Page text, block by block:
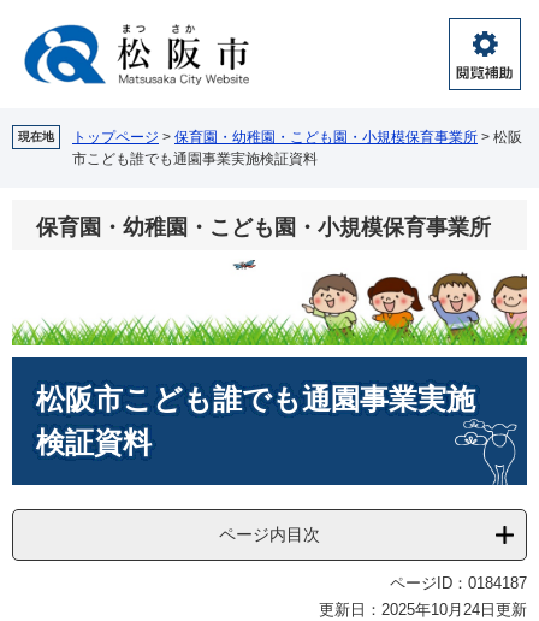
閲
覧
助
現在地 トップページ > 保育園・幼稚園・こども園・小規模保育事業所 > 松阪
市こども誰でも通園事業実施検証資料
保育園・幼稚園・こども園・小規模保育事業所
松阪市こども誰でも通園事業実施
検証資料
ページ内目次
ページID：0184187
更新日：2025年10月24日更新